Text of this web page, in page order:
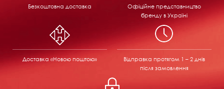
Безкоштовна доставка
Офіційне представництво
бренду в Україні
Доставка «Новою поштою» Відправка протягом 1 – 2 днів
після замовлення